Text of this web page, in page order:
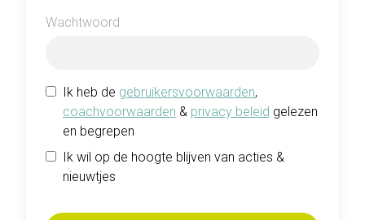
Wachtwoord
Ik heb de gebruikersvoorwaarden,
coachvoorwaarden & privacy beleid gelezen
en begrepen
Ik wil op de hoogte blijven van acties &
nieuwtjes